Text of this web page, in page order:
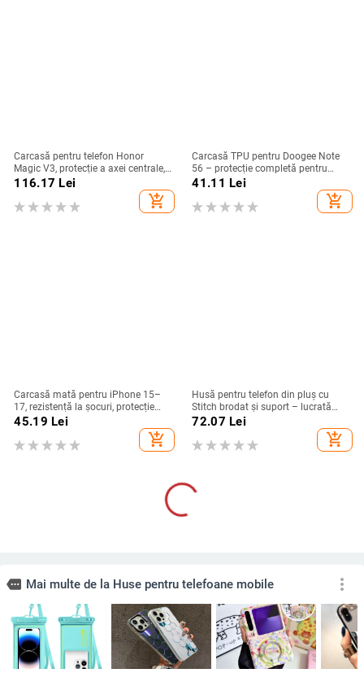
Carcasă pentru telefon Honor
Magic V3, protecție a axei centrale,
noul model Magic V5, husă ușoară
electroplacare, anti-cădere
116.17 Lei
add_shopping_cart
Carcasă TPU pentru Doogee Note
56 – protecție completă pentru
Note 56, Plus și Pro, realizată
41.11 Lei
add_shopping_cart
Carcasă mată pentru iPhone 15–
17, rezistență la șocuri, protecție
pentru obiectiv, prindere magnetică,
45.19 Lei
add_shopping_cart
Husă pentru telefon din pluș cu
Stitch brodat și suport – lucrată
manual, stil desen animat drăguț,
protecție anti-cădere, pentru seria
iPhone 11–17
72.07 Lei
add_shopping_cart
more Mai multe de la Huse pentru telefoane mobile more_vert